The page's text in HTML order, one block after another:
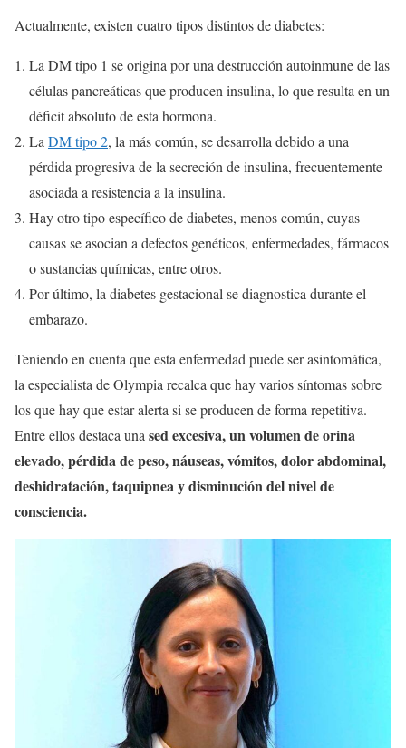
Actualmente, existen cuatro tipos distintos de diabetes:
La DM tipo 1 se origina por una destrucción autoinmune de las
células pancreáticas que producen insulina, lo que resulta en un
déficit absoluto de esta hormona.
LaDM tipo 2, la más común, se desarrolla debido a una
pérdida progresiva de la secreción de insulina, frecuentemente
asociada a resistencia a la insulina.
Hay otro tipo específico de diabetes, menos común, cuyas
causas se asocian a defectos genéticos, enfermedades, fármacos
o sustancias químicas, entre otros.
Por último, la diabetes gestacional se diagnostica durante el
embarazo.
Teniendo en cuenta que esta enfermedad puede ser asintomática,
la especialista de Olympia recalca que hay varios síntomas sobre
los que hay que estar alerta si se producen de forma repetitiva.
Entre ellos destaca unased excesiva, un volumen de orina
elevado, pérdida de peso, náuseas, vómitos, dolor abdominal,
deshidratación, taquipnea y disminución del nivel de
consciencia.